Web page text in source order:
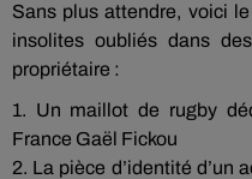
Sans plus attendre, voici
insolites oubliés dans
propriétaire :
1. Un maillot de rugby
France Gaël Fickou
2. La pièce d’identité d’un